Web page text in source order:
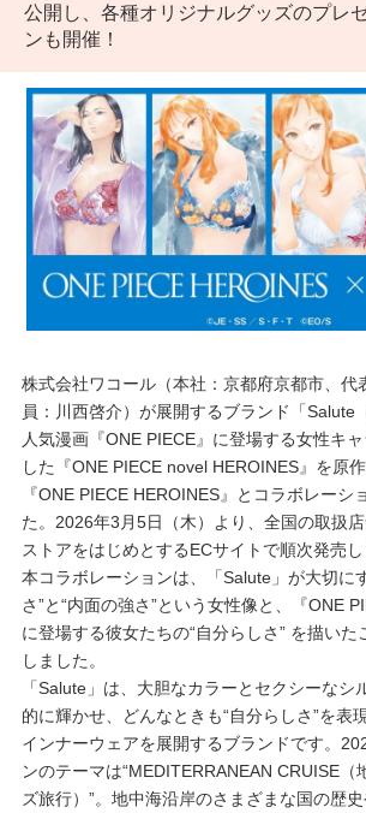
新着情報
重要なお知らせ
お知らせ
ワコールウェブストア
公式アプリ
ニュース＆トピックス
企業情報
SNSアカウント一覧
プレゼント・キャンペーン
メールニュース登録
公開し、各種オリジナルグッズのプレ
ンも開催！
株式会社ワコール（本社：京都府京都市、代
員：川西啓介）が展開するブランド「Salute
人気漫画『ONE PIECE』に登場する女性キ
した『ONE PIECE novel HEROINES』を原
『ONE PIECE HEROINES』とコラボレーシ
た。2026年3月5日（木）より、全国の取扱
ストアをはじめとするECサイトで順次発売し
本コラボレーションは、「Salute」が大切に
さ”と“内面の強さ”という女性像と、『ONE
に登場する彼女たちの“自分らしさ” を描いた
しました。
「Salute」は、大胆なカラーとセクシーなシ
的に輝かせ、どんなときも“自分らしさ”を表
インナーウェアを展開するブランドです。
ンのテーマは“MEDITERRANEAN CRUISE（
ズ旅行）”。地中海沿岸のさまざまな国の歴